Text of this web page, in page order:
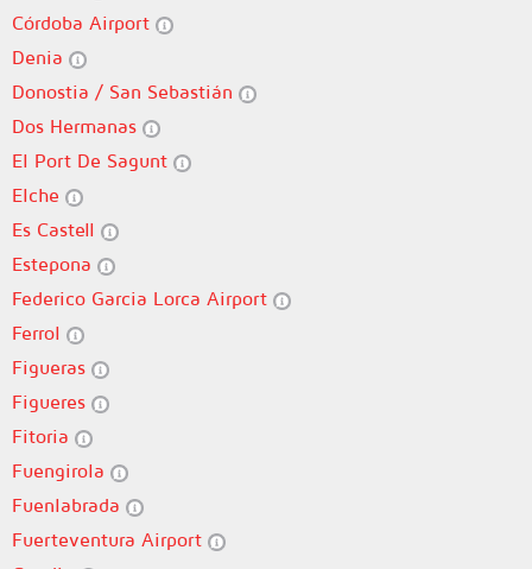
Córdoba Airport
Denia
Donostia / San Sebastián
Dos Hermanas
El Port De Sagunt
Elche
Es Castell
Estepona
Federico Garcia Lorca Airport
Ferrol
Figueras
Figueres
Fitoria
Fuengirola
Fuenlabrada
Fuerteventura Airport